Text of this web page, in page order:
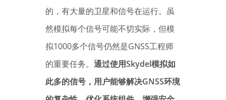
的，有大量的卫星和信号在运行。虽
然模拟每个信号可能不切实际，但模
拟1000多个信号仍然是GNSS工程师
的重要任务。 通过使用Skydel模拟如
此多的信号，用户能够解决GNSS环境